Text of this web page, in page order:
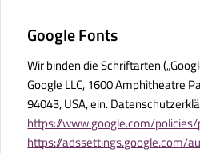
Google Fonts
Wir binden die Schriftarten
Google LLC, 1600 Amphitheatre
94043, USA, ein.
https://www.google.com/
https://adssettings.google.com/